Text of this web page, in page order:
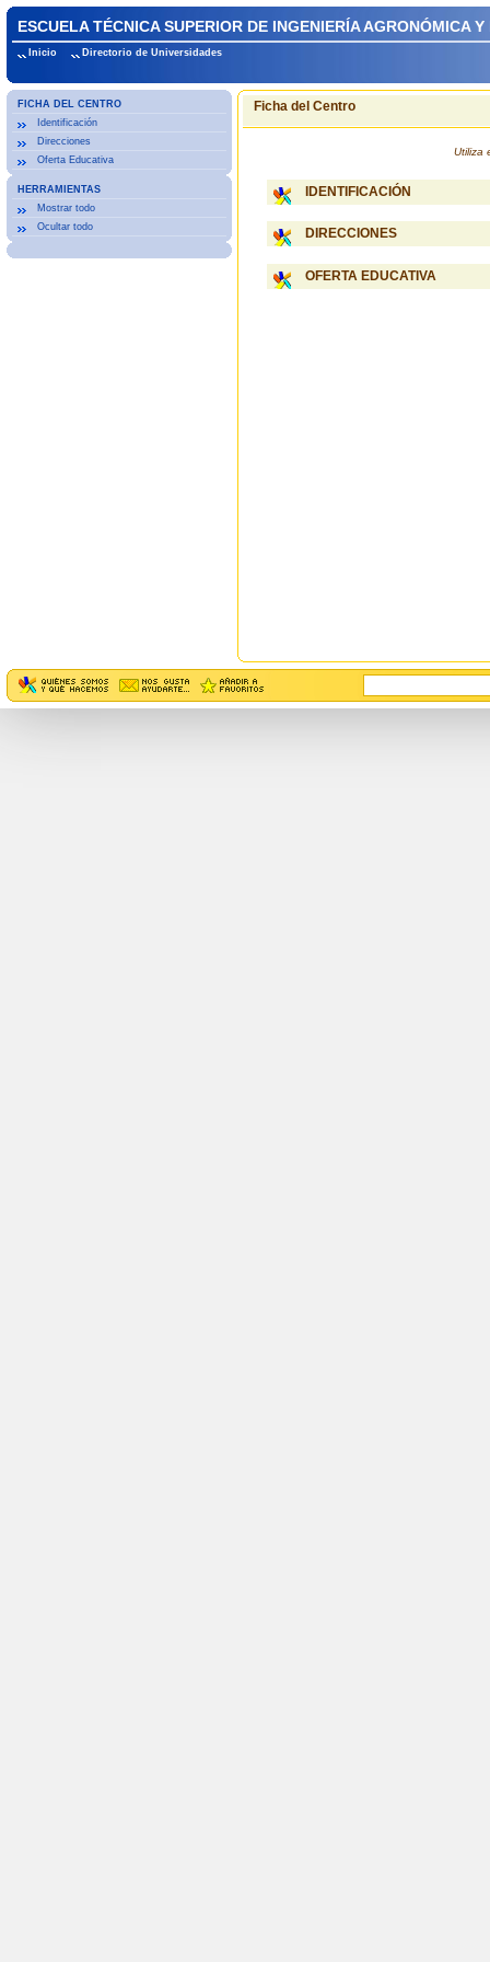
ESCUELA TÉCNICA SUPERIOR DE INGENIERÍA AGRONÓMICA
Inicio Directorio de Universidades
FICHA DEL CENTRO
Identificación
Direcciones
Oferta Educativa
HERRAMIENTAS
Mostrar todo
Ocultar todo
Ficha del Centro
Utiliza
IDENTIFICACIÓN
DIRECCIONES
OFERTA EDUCATIVA